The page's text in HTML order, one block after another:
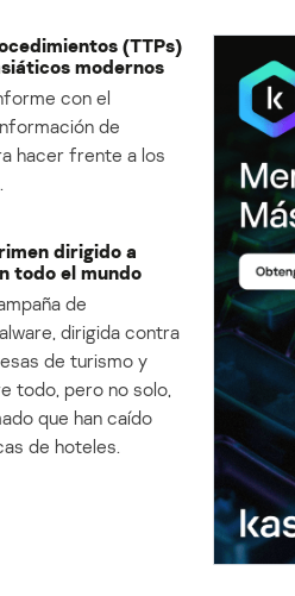
(TTPs)
modernos
con el
de
hacer frente a los
dirigido a
todo el mundo
de
dirigida contra
de turismo y
todo, pero no solo,
que han caído
de hoteles.